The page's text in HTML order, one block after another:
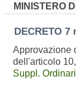
MINISTERO
DECRETO 7
Approvazione
dell'articolo
Suppl.